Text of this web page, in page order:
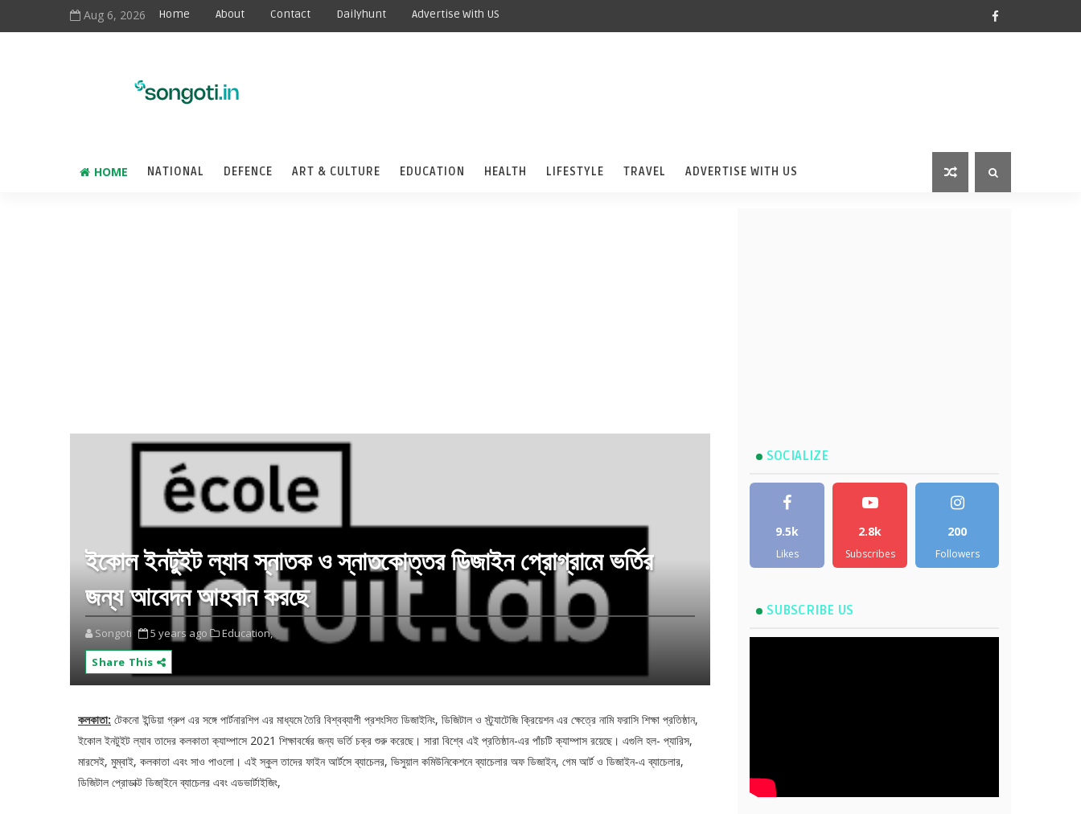
Aug 6, 2026 Home About Contact Dailyhunt Advertise With US
HOME NATIONAL DEFENCE ART & CULTURE EDUCATION HEALTH LIFESTYLE TRAVEL ADVERTISE WITH US
ইকোল ইনটুইট ল্যাব স্নাতক ও স্নাতকোত্তর ডিজাইন প্রোগ্রামে ভর্তির
জন্য আবেদন আহবান করছে
Songoti 5 years ago
Education,
Share This
কলকাতা: টেকনো ইন্ডিয়া গ্রুপ এর সঙ্গে পার্টনারশিপ এর মাধ্যমে তৈরি বিশ্বব্যাপী প্রশংসিত ডিজাইনিং, ডিজিটাল ও স্ট্র্যাটেজি ক্রিয়েশন এর ক্ষেত্রে নামি ফরাসি শিক্ষা প্রতিষ্ঠান,
ইকোল ইনটুইট ল্যাব তাদের কলকাতা ক্যাম্পাসে 2021 শিক্ষাবর্ষের জন্য ভর্তি চক্র শুরু করেছে। সারা বিশ্বে এই প্রতিষ্ঠান-এর পাঁচটি ক্যাম্পাস রয়েছে। এগুলি হল- প্যারিস,
মারসেই, মুম্বাই, কলকাতা এবং সাও পাওলো। এই স্কুল তাদের ফাইন আর্টসে ব্যাচেলর, ভিসুয়াল কমিউনিকেশনে ব্যাচেলার অফ ডিজাইন, গেম আর্ট ও ডিজাইন-এ ব্যাচেলার,
ডিজিটাল প্রোডাক্ট ডিজা্ইনে ব্যাচেলর এবং এডভার্টাইজিং,
SOCIALIZE
9.5k
Likes
2.8k
Subscribes
200
Followers
SUBSCRIBE US